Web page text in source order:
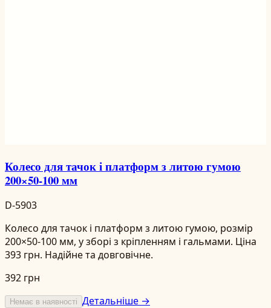
Колесо для тачок і платформ з литою гумою
200×50-100 мм
D-5903
Колесо для тачок і платформ з литою гумою, розмір
200×50-100 мм, у зборі з кріпленням і гальмами. Ціна
393 грн. Надійне та довговічне.
392 грн
Немає в наявності Детальніше →